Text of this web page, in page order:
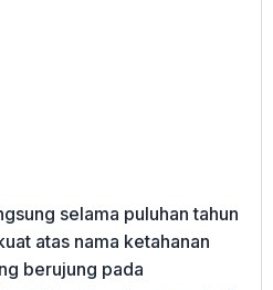
selama puluhan tahun
atas nama ketahanan
berujung pada